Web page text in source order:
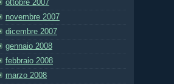
ottobre 2007
novembre 2007
dicembre 2007
gennaio 2008
febbraio 2008
marzo 2008